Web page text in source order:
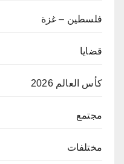
فلسطين – غزة
قضايا
كأس العالم 2026
مجتمع
مختلفات